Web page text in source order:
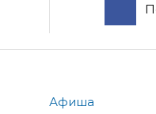
Афиша